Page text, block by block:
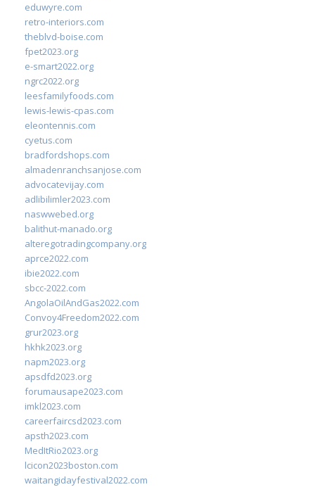
eduwyre.com
retro-interiors.com
theblvd-boise.com
fpet2023.org
e-smart2022.org
ngrc2022.org
leesfamilyfoods.com
lewis-lewis-cpas.com
eleontennis.com
cyetus.com
bradfordshops.com
almadenranchsanjose.com
advocatevijay.com
adlibilimler2023.com
naswwebed.org
balithut-manado.org
alteregotradingcompany.org
aprce2022.com
ibie2022.com
sbcc-2022.com
AngolaOilAndGas2022.com
Convoy4Freedom2022.com
grur2023.org
hkhk2023.org
napm2023.org
apsdfd2023.org
forumausape2023.com
imkl2023.com
careerfaircsd2023.com
apsth2023.com
MedItRio2023.org
lcicon2023boston.com
waitangidayfestival2022.com